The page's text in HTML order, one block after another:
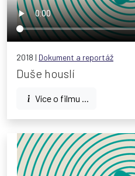
2018 | Dokument a reportáž
Duše houslí
Více o filmu ...